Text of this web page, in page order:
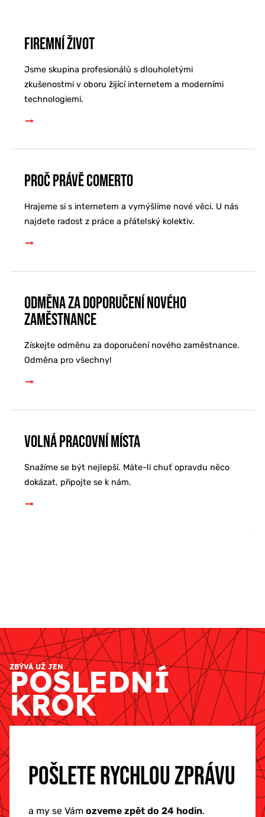
Firemní život
Jsme skupina profesionálů s dlouholetými
zkušenostmi v oboru žijící internetem a moderními
technologiemi.
Proč právě Comerto
Hrajeme si s internetem a vymýšlíme nové věci. U nás
najdete radost z práce a přátelský kolektiv.
Odměna za doporučení nového
zaměstnance
Získejte odměnu za doporučení nového zaměstnance.
Odměna pro všechny!
Volná pracovní místa
Snažíme se být nejlepší. Máte-li chuť opravdu něco
dokázat, připojte se k nám.
ZBÝVÁ UŽ JEN
POSLEDNÍ
KROK
POŠLETE RYCHLOU ZPRÁVU
a my se Vám ozveme zpět do 24 hodin.